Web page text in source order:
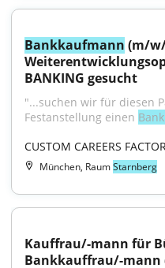
Bankkaufmann (m/
BANKING gesucht
"...suchen wir für diesen
Festanstellung einen
CUSTOM CAREERS
München, RaumStarnberg
Kauffrau/-mann für
Bankkauffrau/-mann